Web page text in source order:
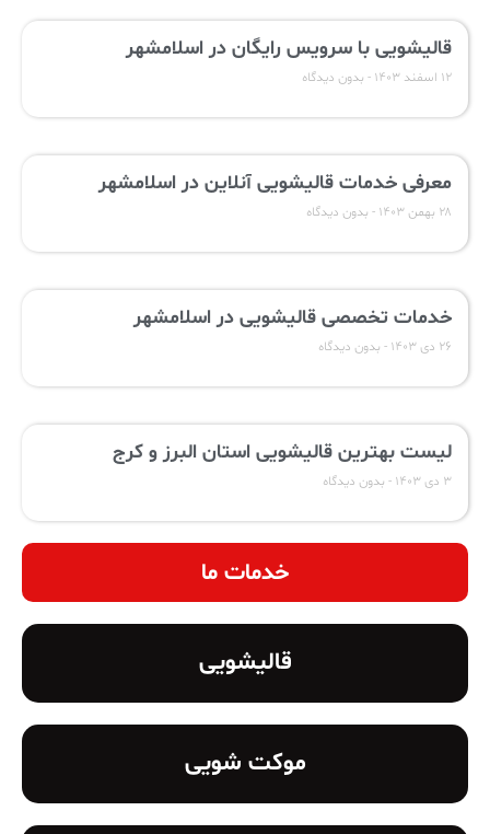
قالیشویی با سرویس رایگان در اسلامشهر
۱۲ اسفند ۱۴۰۳ بدون دیدگاه
معرفی خدمات قالیشویی آنلاین در اسلامشهر
۲۸ بهمن ۱۴۰۳ بدون دیدگاه
خدمات تخصصی قالیشویی در اسلامشهر
۲۶ دی ۱۴۰۳ بدون دیدگاه
لیست بهترین قالیشویی استان البرز و کرج
۳ دی ۱۴۰۳ بدون دیدگاه
خدمات ما
قالیشویی
موکت شویی